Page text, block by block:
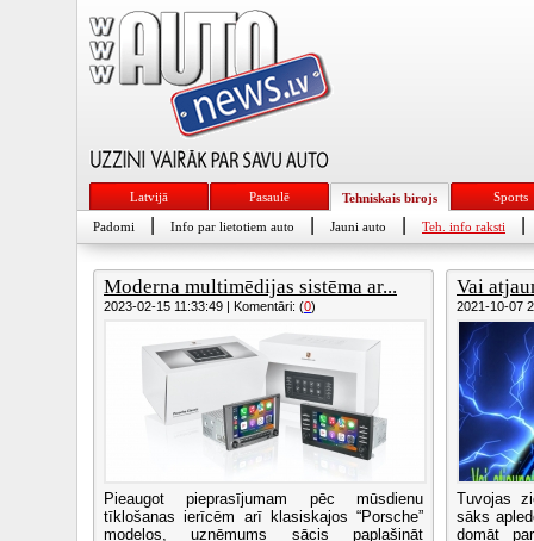
Latvijā Pasaulē Tehniskais birojs Sports
Padomi Info par lietotiem auto Jauni auto Teh. info raksti
Moderna multimēdijas sistēma ar...
2023-02-15 11:33:49 | Komentāri: (0)
Pieaugot pieprasījumam pēc mūsdienu
tīklošanas ierīcēm arī klasiskajos “Porsche”
modeļos, uzņēmums sācis paplašināt
Vai
2021-10-07
Tuvojas
sāks
domāt